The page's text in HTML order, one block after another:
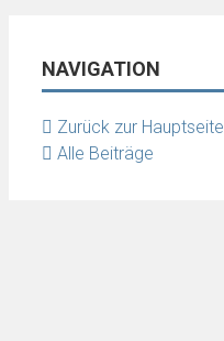
NAVIGATION
Zurück zur Hauptseite
Alle Beiträge